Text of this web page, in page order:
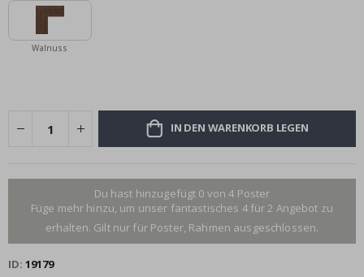
Walnuss
IN DEN WARENKORB LEGEN
Du hast hinzugefügt 0 von 4 Poster
Füge mehr hinzu, um unser fantastisches 4 für 2 Angebot zu
erhalten. Gilt nur für Poster, Rahmen ausgeschlossen.
ID 19179